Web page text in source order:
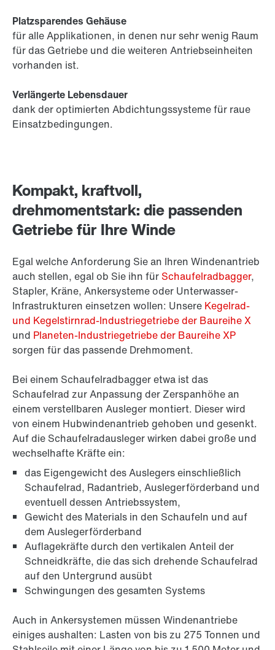
Kompakt, kraftvoll,
drehmomentstark: die passenden
Getriebe für Ihre Winde
Egal welche Anforderung Sie an Ihren Windenantrieb
auch stellen, egal ob Sie ihn für Schaufelradbagger,
Stapler, Kräne, Ankersysteme oder Unterwasser-
Infrastrukturen einsetzen wollen: Unsere Kegelrad-
und Kegelstirnrad-Industriegetriebe der Baureihe X
und Planeten-Industriegetriebe der Baureihe XP
sorgen für das passende Drehmoment.
Bei einem Schaufelradbagger etwa ist das
Schaufelrad zur Anpassung der Zerspanhöhe an
einem verstellbaren Ausleger montiert. Dieser wird
von einem Hubwindenantrieb gehoben und gesenkt.
Auf die Schaufelradausleger wirken dabei große und
wechselhafte Kräfte ein:
das Eigengewicht des Auslegers einschließlich
Schaufelrad, Radantrieb, Auslegerförderband und
eventuell dessen Antriebssystem,
Gewicht des Materials in den Schaufeln und auf
dem Auslegerförderband
Auflagekräfte durch den vertikalen Anteil der
Schneidkräfte, die das sich drehende Schaufelrad
auf den Untergrund ausübt
Schwingungen des gesamten Systems
Auch in Ankersystemen müssen Windenantriebe
einiges aushalten: Lasten von bis zu 275 Tonnen und
Platzsparendes Gehäuse
für alle Applikationen, in denen nur sehr wenig Raum
für das Getriebe und die weiteren Antriebseinheiten
vorhanden ist.
Verlängerte Lebensdauer
dank der optimierten Abdichtungssysteme für raue
Einsatzbedingungen.